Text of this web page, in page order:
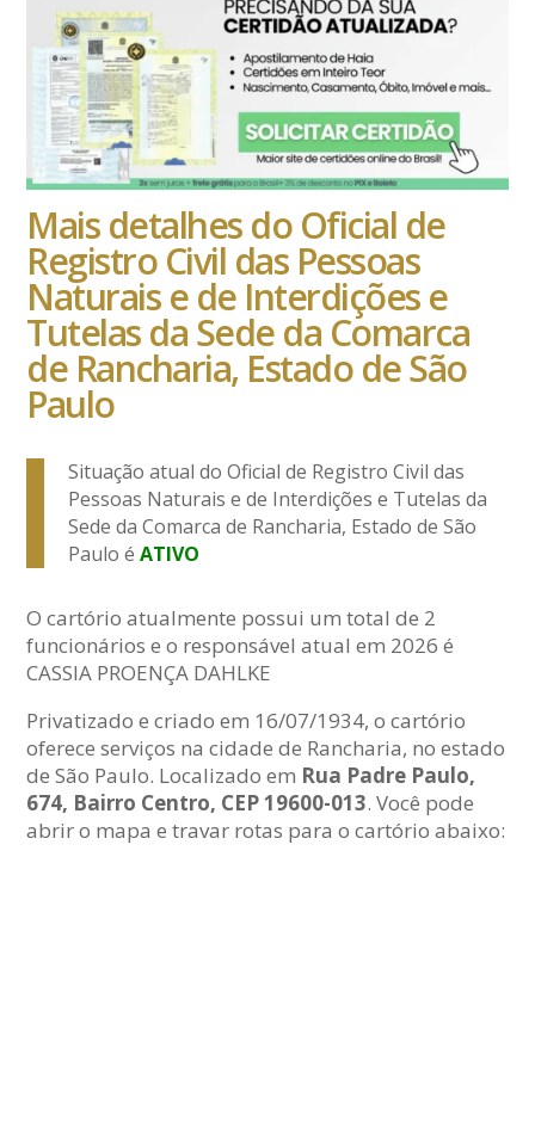
Mais detalhes do Oficial de
Registro Civil das Pessoas
Naturais e de Interdições e
Tutelas da Sede da Comarca
de Rancharia, Estado de São
Paulo
Situação atual do Oficial de Registro Civil das
Pessoas Naturais e de Interdições e Tutelas da
Sede da Comarca de Rancharia, Estado de São
Paulo éATIVO
O cartório atualmente possui um total de 2
funcionários e o responsável atual em 2026 é
CASSIA PROENÇA DAHLKE
Privatizado e criado em 16/07/1934, o cartório
oferece serviços na cidade de Rancharia, no estado
de São Paulo. Localizado em Rua Padre Paulo,
674, Bairro Centro, CEP 19600-013. Você pode
abrir o mapa e travar rotas para o cartório abaixo: